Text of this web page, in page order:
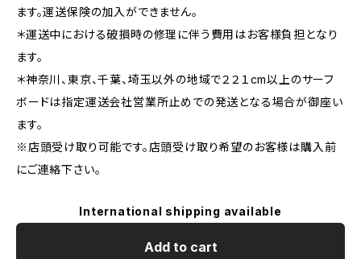
ます。運送保険の加入ができません。
＊運送中における破損時の修理に伴う費用はお客様負担となり
ます。
＊神奈川、東京、千葉、埼玉以外の地域で２２１cm以上のサーフ
ボードは指定運送会社営業所止めでの発送となる場合が御座い
ます。
※店頭受け取り可能です。店頭受け取り希望のお客様は購入前
にご連絡下さい。
International shipping available
Add to cart